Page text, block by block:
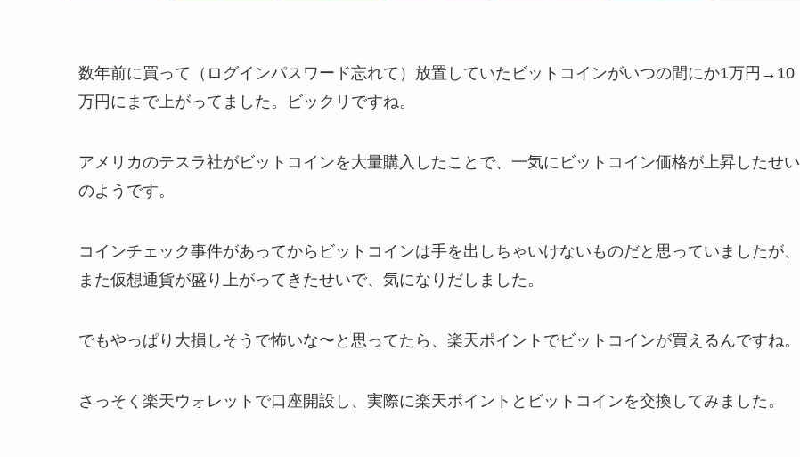
数年前に買って（ログインパスワード忘れて）放置していたビットコインがいつの間にか1万円→10
万円にまで上がってました。ビックリですね。
アメリカのテスラ社がビットコインを大量購入したことで、一気にビットコイン価格が上昇したせい
のようです。
コインチェック事件があってからビットコインは手を出しちゃいけないものだと思っていましたが、
また仮想通貨が盛り上がってきたせいで、気になりだしました。
でもやっぱり大損しそうで怖いな〜と思ってたら、楽天ポイントでビットコインが買えるんですね。
さっそく楽天ウォレットで口座開設し、実際に楽天ポイントとビットコインを交換してみました。